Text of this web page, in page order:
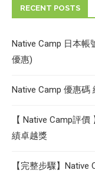
RECENT POSTS
Native Camp 日本帳
優惠)
Native Camp 優惠碼
【 Native Camp評
績卓越獎
【完整步驟】